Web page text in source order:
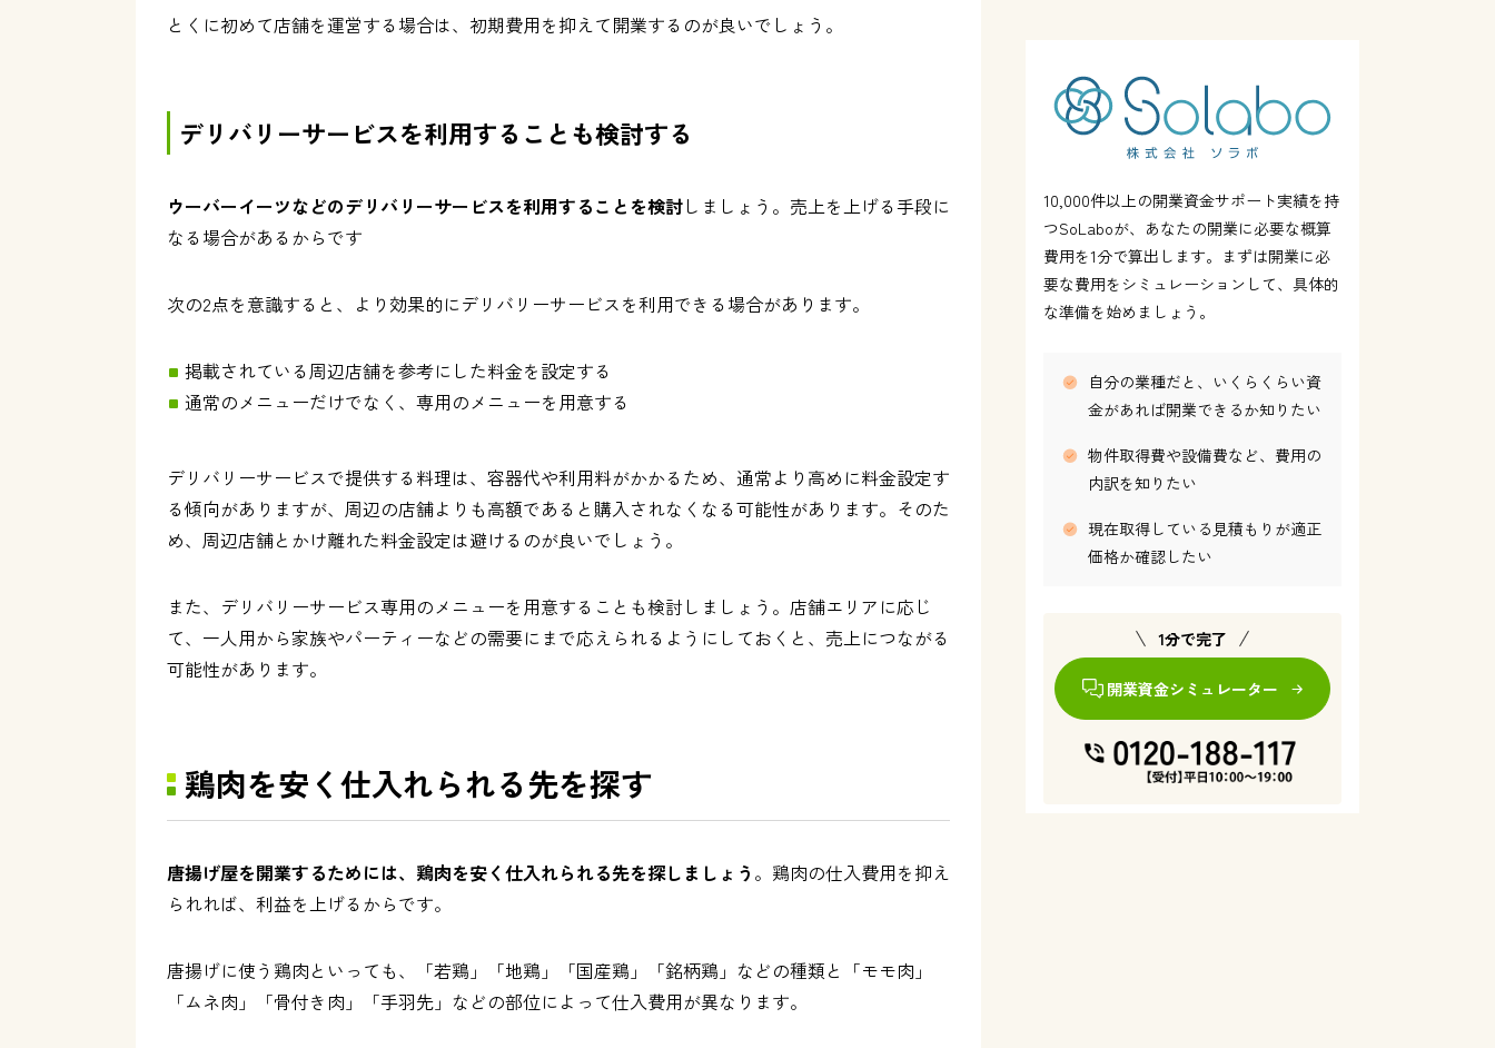
とくに初めて店舗を運営する場合は、初期費用を抑えて開業するのが良いでしょう。
デリバリーサービスを利用することも検討する
ウーバーイーツなどのデリバリーサービスを利用することを検討しましょう。売上を上げる手段に
なる場合があるからです
次の2点を意識すると、より効果的にデリバリーサービスを利用できる場合があります。
掲載されている周辺店舗を参考にした料金を設定する
通常のメニューだけでなく、専用のメニューを用意する
デリバリーサービスで提供する料理は、容器代や利用料がかかるため、通常より高めに料金設定す
る傾向がありますが、周辺の店舗よりも高額であると購入されなくなる可能性があります。そのた
め、周辺店舗とかけ離れた料金設定は避けるのが良いでしょう。
また、デリバリーサービス専用のメニューを用意することも検討しましょう。店舗エリアに応じ
て、一人用から家族やパーティーなどの需要にまで応えられるようにしておくと、売上につながる
可能性があります。
鶏肉を安く仕入れられる先を探す
唐揚げ屋を開業するためには、鶏肉を安く仕入れられる先を探しましょう 。鶏肉の仕入費用を抑え
られれば、利益を上げるからです。
唐揚げに使う鶏肉といっても、「若鶏」「地鶏」「国産鶏」「銘柄鶏」などの種類と「モモ肉」
「ムネ肉」「骨付き肉」「手羽先」などの部位によって仕入費用が異なります。
10,000件以上の開業資金サポート実績を持
つSoLaboが、あなたの開業に必要な概算
費用を1分で算出します。まずは開業に必
要な費用をシミュレーションして、具体的
な準備を始めましょう。
自分の業種だと、いくらくらい資
金があれば開業できるか知りたい
物件取得費や設備費など、費用の
内訳を知りたい
現在取得している見積もりが適正
価格か確認したい
1分で完了
開業資金シミュレーター